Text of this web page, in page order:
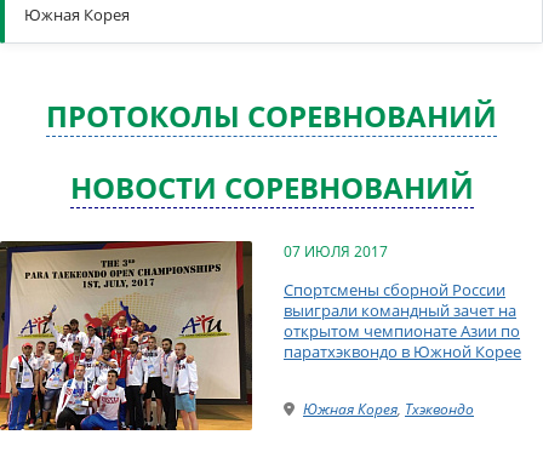
Южная Корея
ПРОТОКОЛЫ СОРЕВНОВАНИЙ
НОВОСТИ СОРЕВНОВАНИЙ
07 ИЮЛЯ 2017
Спортсмены сборной России
выиграли командный зачет на
открытом чемпионате Азии по
паратхэквондо в Южной Корее
Южная Корея, Тхэквондо